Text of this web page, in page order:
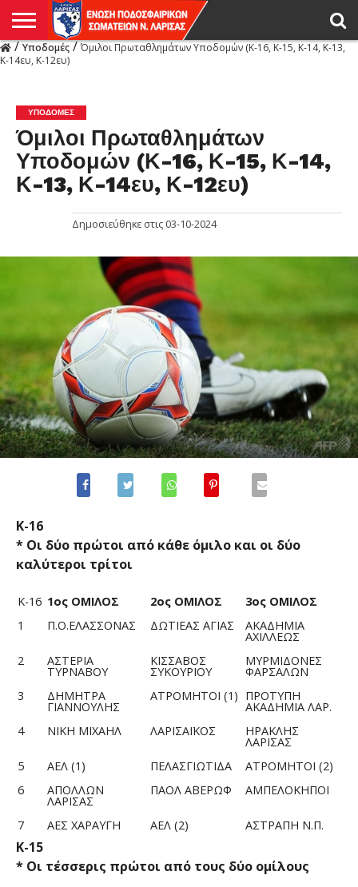
Η
ΕΝΩΣΗ
ΑΓΩΝΙΣΤΙΚΑ
ΜΙΚΤΉ
ΔΙΑΙΤΗΣΙΑ
ΠΡΩΤΑΘΛΗΜΑΤΑ
ΥΠΟΔΟΜΕΣ
ΚΥΠΕΛΛΟ
ΑΜΕΣΑ
LIVE
ΝΕΑ
ΠΡΩΤΑΘΛΗΜΑΤΑ
ΚΥΠΕΛΛΟ
ΥΠΟΔΟΜΕΣ
ΠΕΙΘΑΡΧΙΚΟ
ΜΙΚΤΗ
ΠΑΡΑΤΗΡΗΤΕΣ
ΠΡΟΠΟΝΗΤΕΣ
ΔΙΑΙΤΗΤΕΣ
VIDEO
ΓΕΝΙΚΑ
ΑΦΙΕΡΩΜΑΤΑ
ΕΚΔΗΛΩΣΕΙΣ
ΕΠΙΚΟΙΝΩΝΙΑ
/Υποδομές/Όμιλοι Πρωταθλημάτων Υποδομών (Κ-16, Κ-15, Κ-14, Κ-13,
Κ-14ευ, Κ-12ευ)
ΥΠΟΔΟΜΈΣ
Όμιλοι Πρωταθλημάτων
Υποδομών (Κ-16, Κ-15, Κ-14,
Κ-13, Κ-14ευ, Κ-12ευ)
Δημοσιεύθηκε στις 03-10-2024
Κ-16
* Οι δύο πρώτοι από κάθε όμιλο και οι δύο
καλύτεροι τρίτοι
Κ-16 1ος ΟΜΙΛΟΣ 2ος ΟΜΙΛΟΣ
3ος ΟΜΙΛΟΣ
1
Π.Ο.ΕΛΑΣΣΟΝΑΣ ΔΩΤΙΕΑΣ ΑΓΙΑΣ ΑΚΑΔΗΜΙΑ
ΑΧΙΛΛΕΩΣ
2
ΑΣΤΕΡΙΑ
ΤΥΡΝΑΒΟΥ
ΚΙΣΣΑΒΟΣ
ΣΥΚΟΥΡΙΟΥ
ΜΥΡΜΙΔΟΝΕΣ
ΦΑΡΣΑΛΩΝ
3
ΔΗΜΗΤΡΑ
ΓΙΑΝΝΟΥΛΗΣ
ΑΤΡΟΜΗΤΟΙ (1) ΠΡΟΤΥΠΗ
ΑΚΑΔΗΜΙΑ ΛΑΡ.
4
ΝΙΚΗ ΜΙΧΑΗΛ ΛΑΡΙΣΑΪΚΟΣ ΗΡΑΚΛΗΣ
ΛΑΡΙΣΑΣ
5
ΑΕΛ (1) ΠΕΛΑΣΓΙΩΤΙΔΑ
ΑΤΡΟΜΗΤΟΙ (2)
6
ΑΠΟΛΛΩΝ
ΛΑΡΙΣΑΣ
ΠΑΟΛ ΑΒΕΡΩΦ ΑΜΠΕΛΟΚΗΠΟΙ
7 ΑΕΣ ΧΑΡΑΥΓΗ ΑΕΛ (2) ΑΣΤΡΑΠΗ Ν.Π.
Κ-15
* Οι τέσσερις πρώτοι από τους δύο ομίλους